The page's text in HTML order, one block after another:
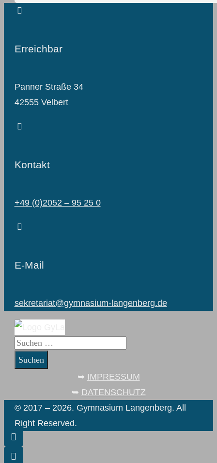
Erreichbar
Panner Straße 34
42555 Velbert
Kontakt
+49 (0)2052 – 95 25 0
E-Mail
sekretariat@gymnasium-langenberg.de
Suchen
nach:
➥ IMPRESSUM
➥ DATENSCHUTZ
© 2017 – 2026. Gymnasium Langenberg. All
Right Reserved.